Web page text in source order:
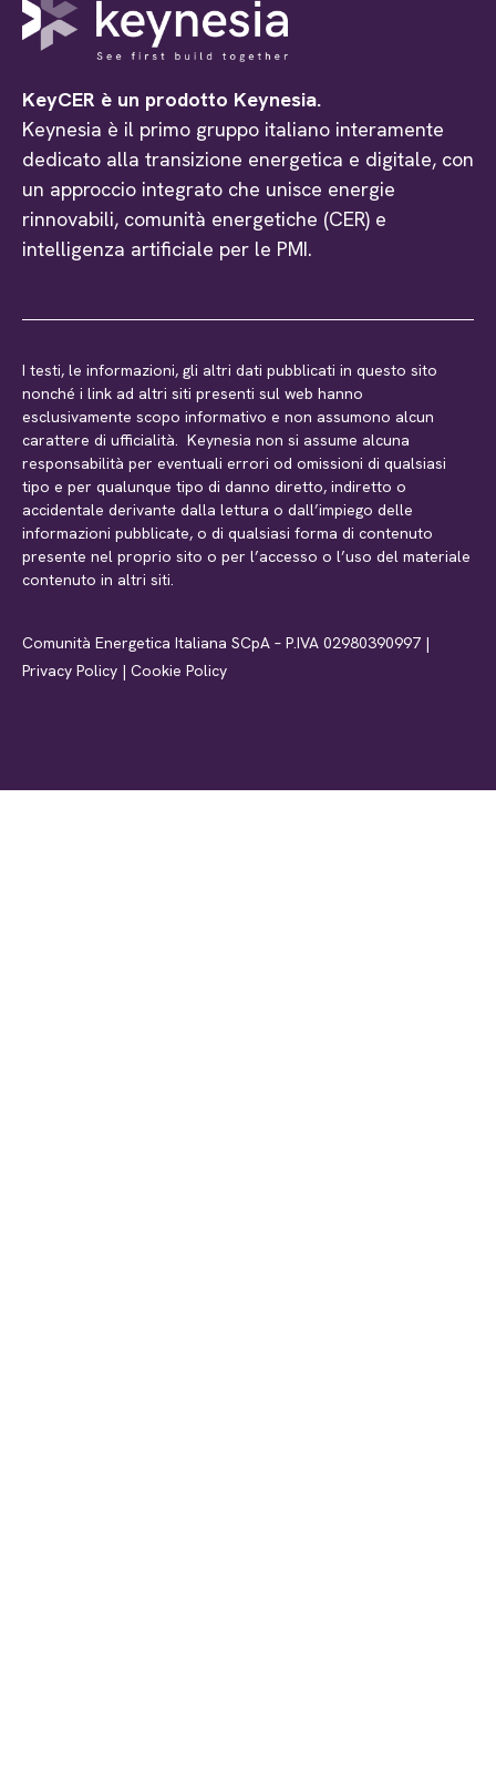
KeyCER è un prodotto Keynesia.
Keynesia è il primo gruppo italiano interamente
dedicato alla transizione energetica e digitale, con
un approccio integrato che unisce energie
rinnovabili, comunità energetiche (CER) e
intelligenza artificiale per le PMI.
I testi, le informazioni, gli altri dati pubblicati in questo sito
nonché i link ad altri siti presenti sul web hanno
esclusivamente scopo informativo e non assumono alcun
carattere di ufficialità. Keynesia non si assume alcuna
responsabilità per eventuali errori od omissioni di qualsiasi
tipo e per qualunque tipo di danno diretto, indiretto o
accidentale derivante dalla lettura o dall’impiego delle
informazioni pubblicate, o di qualsiasi forma di contenuto
presente nel proprio sito o per l’accesso o l’uso del materiale
contenuto in altri siti.
Comunità Energetica Italiana SCpA – P.IVA 02980390997 |
Privacy Policy | Cookie Policy